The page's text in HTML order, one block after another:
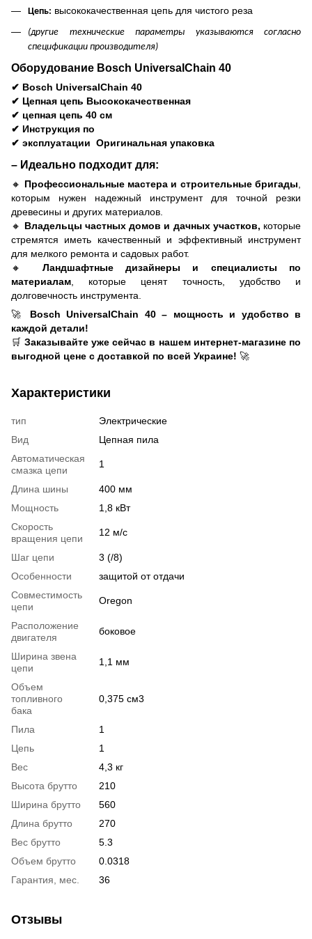
Цепь: высококачественная цепь для чистого реза
(другие технические параметры указываются согласно
спецификации производителя)
Оборудование Bosch UniversalChain 40
✔ Bosch UniversalChain 40
✔ Цепная цепь Высококачественная
✔ цепная цепь 40 см
✔ Инструкция по
✔ эксплуатации Оригинальная упаковка
– Идеально подходит для:
🔸 Профессиональные мастера и строительные бригады
которым нужен надежный инструмент для точной резки
древесины и других материалов.
🔸 Владельцы частных домов и дачных участков, которые
стремятся иметь качественный и эффективный инструмент
для мелкого ремонта и садовых работ.
🔸 Ландшафтные дизайнеры и специалисты по
материалам , которые ценят точность, удобство и
долговечность инструмента.
🚀 Bosch UniversalChain 40 – мощность и удобство в
каждой детали!
🛒 Заказывайте уже сейчас в нашем интернет-магазине по
выгодной цене с доставкой по всей Украине! 🚀
Характеристики
тип
Электрические
Вид
Цепная пила
Автоматическая
смазка цепи
1
Длина шины
400 мм
Мощность
1,8 кВт
Скорость
вращения цепи
12 м/с
Шаг цепи
3 (/8)
Особенности
защитой от отдачи
Совместимость
цепи
Oregon
Расположение
двигателя
боковое
Ширина звена
цепи
1,1 мм
Объем
топливного
бака
0,375 см3
Пила
1
Цепь
1
Вес
4,3 кг
Высота брутто
210
Ширина брутто
560
Длина брутто
270
Вес брутто
5.3
Объем брутто
0.0318
Гарантия, мес.
36
Отзывы